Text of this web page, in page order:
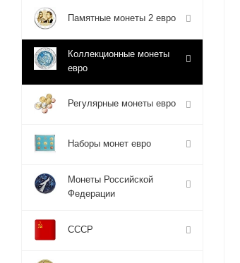
Памятные монеты 2 евро
Коллекционные монеты
евро
Регулярные монеты евро
Наборы монет евро
Монеты Российской
Федерации
СССР